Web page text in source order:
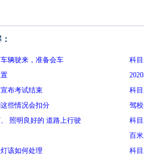
辆驶来，准备会车
科
布考试结束
科
些情况会扣分
驾
照明良好的 道路上行驶
科
百
该如何处理
科